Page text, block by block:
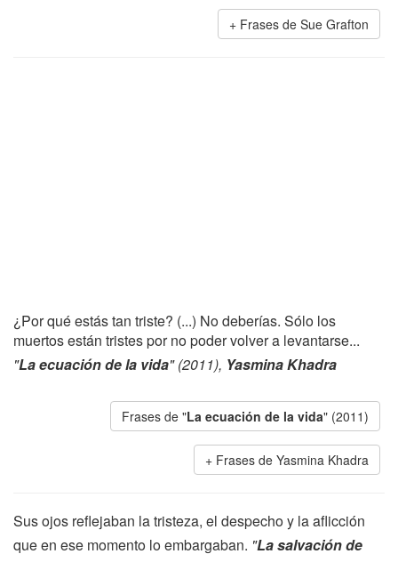
Frases de Sue Grafton
¿Por qué estás tan triste? (...) No deberías. Sólo los
muertos están tristes por no poder volver a levantarse...
"La ecuación de la vida" (2011), Yasmina Khadra
Frases de "La ecuación de la vida" (2011)
Frases de Yasmina Khadra
Sus ojos reflejaban la tristeza, el despecho y la aflicción
que en ese momento lo embargaban. "La salvación de